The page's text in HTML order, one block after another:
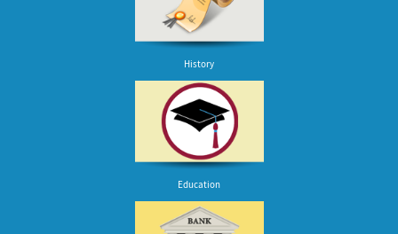
History
Education